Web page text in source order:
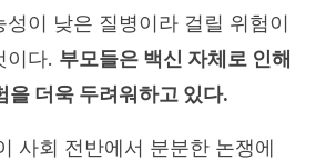
이 낮은 질병이라 걸릴 위험이
이다. 부모들은 백신 자체로 인해
을 더욱 두려워하고 있다.
사회 전반에서 분분한 논쟁에